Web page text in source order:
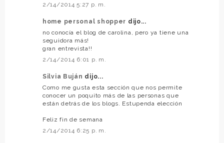
2/14/2014 5:27 p. m.
home personal shopper dijo...
no conocía el blog de carolina, pero ya tiene una
seguidora más!
gran entrevista!!
2/14/2014 6:01 p. m.
Silvia Buján dijo...
Como me gusta esta sección que nos permite
conocer un poquito más de las personas que
están detrás de los blogs. Estupenda elección
Feliz fin de semana
2/14/2014 6:25 p. m.